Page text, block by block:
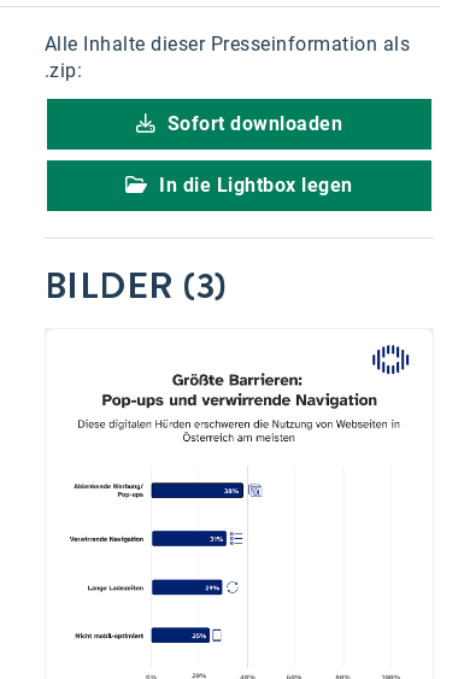
Alle Inhalte dieser Presseinformation als
.zip:
Sofort downloaden
In die Lightbox legen
BILDER (3)